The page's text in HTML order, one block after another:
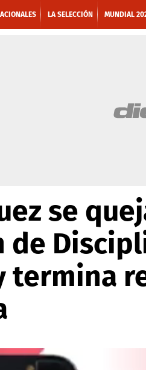
LA SELECCIÓN MUNDIAL
se
de
termina